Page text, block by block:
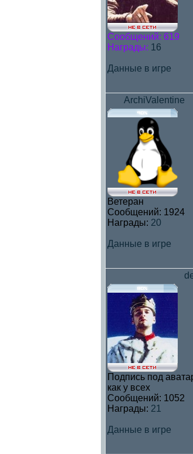
Сообщений: 619
Награды: 16
Данные в игре
ArchiValentine
Ветеран
Сообщений: 1924
Награды: 20
Данные в игре
Подпись под
как у всех
Сообщений: 1052
Награды: 21
Данные в игре